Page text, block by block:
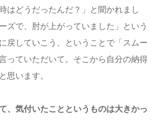
はどうだったんだ？」と聞かれまし
ズで、肘が上がっていました」という
戻していこう、ということで「スムー
っていただいて。そこから自分の納得
思います。
、気付いたことというものは大きかっ